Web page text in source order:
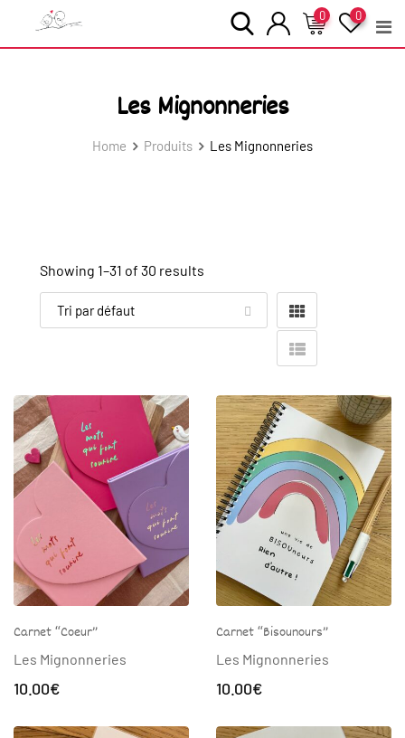
0
0
Les Mignonneries
Home Produits Les Mignonneries
Showing 1–31 of 30 results
Carnet “Coeur”
Les Mignonneries
10.00€
Carnet “Bisounours”
Les Mignonneries
10.00€